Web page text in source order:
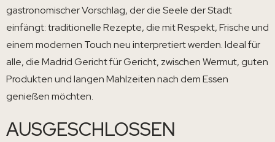
gastronomischer Vorschlag, der die Seele der Stadt
einfängt: traditionelle Rezepte, die mit Respekt, Frische und
einem modernen Touch neu interpretiert werden. Ideal für
alle, die Madrid Gericht für Gericht, zwischen Wermut, guten
Produkten und langen Mahlzeiten nach dem Essen
genießen möchten.
AUSGESCHLOSSEN